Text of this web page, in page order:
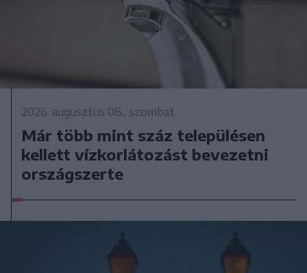
2026. augusztus 08., szombat
Már több mint száz településen
kellett vízkorlátozást bevezetni
országszerte